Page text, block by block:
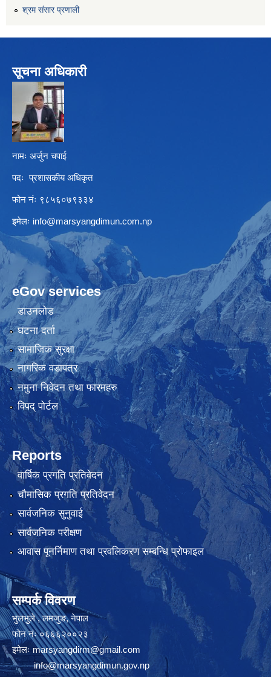
श्रम संसार प्रणाली
सूचना अधिकारी
नामः अर्जुन चपाई
पदः प्रशासकीय अधिकृत
फोन नंः ९८५६०७९३३४
इमेलः info@marsyangdimun.com.np
eGov services
डाउनलोड
घटना दर्ता
सामाजिक सुरक्षा
नागरिक वडापत्र
नमुना निवेदन तथा फारमहरु
विपद् पोर्टल
Reports
वार्षिक प्रगति प्रतिवेदन
चौमासिक प्रगति प्रतिवेदन
सार्वजनिक सुनुवाई
सार्वजनिक परीक्षण
आवास पूनर्निमाण तथा प्रवलिकरण सम्बन्धि प्रोफाइल
सम्पर्क विवरण
भुलभुले , लमजुङ, नेपाल
फोन नंः ०६६६२००२३
इमेलः marsyangdirm@gmail.com
info@marsyangdimun.gov.np